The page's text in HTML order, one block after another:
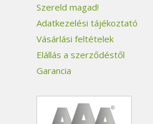
Szereld magad!
Adatkezelési tájékoztató
Vásárlási feltételek
Elállás a szerződéstől
Garancia